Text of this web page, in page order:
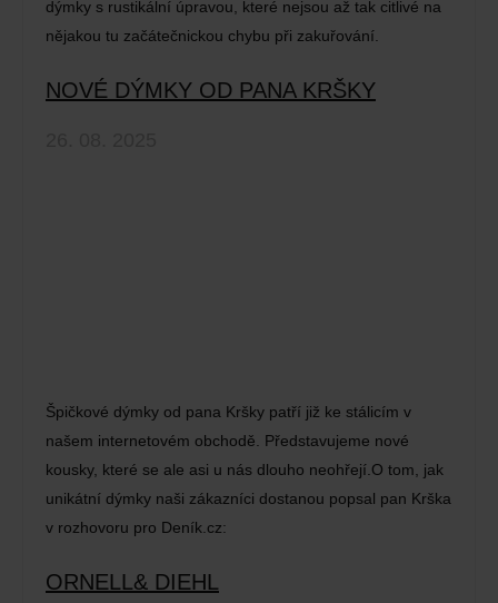
dýmky s rustikální úpravou, které nejsou až tak citlivé na
nějakou tu začátečnickou chybu při zakuřování.
NOVÉ DÝMKY OD PANA KRŠKY
Špičkové dýmky od pana Kršky patří již ke stálicím v
našem internetovém obchodě. Představujeme nové
kousky, které se ale asi u nás dlouho neohřejí.O tom, jak
unikátní dýmky naši zákazníci dostanou popsal pan Krška
v rozhovoru pro Deník.cz:
ORNELL& DIEHL